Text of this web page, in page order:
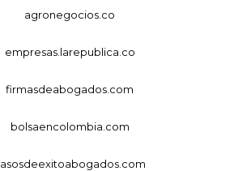
agronegocios.co
empresas.larepublica.co
firmasdeabogados.com
bolsaencolombia.com